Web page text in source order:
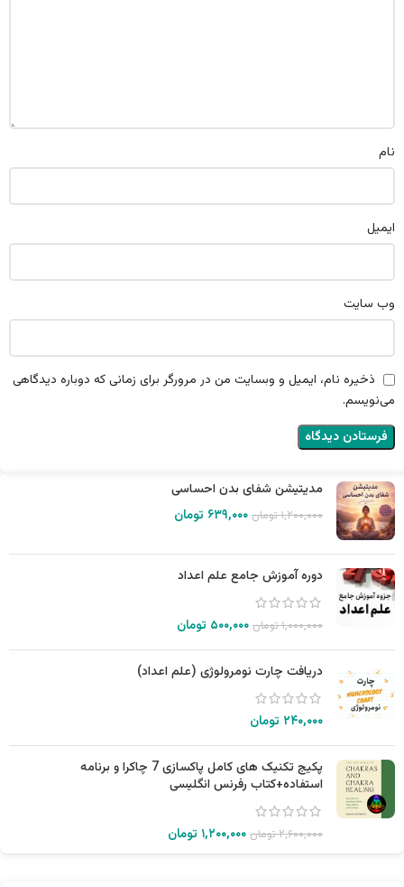
نام
ایمیل
وب‌ سایت
ذخیره نام، ایمیل و وبسایت من در مرورگر برای زمانی که دوباره دیدگاهی
می‌نویسم.
مدیتیشن شفای بدن احساسی
۱,۲۰۰,۰۰۰تومان ۶۳۹,۰۰۰ تومان
دوره آموزش جامع علم اعداد
۱,۰۰۰,۰۰۰تومان ۵۰۰,۰۰۰ تومان
دریافت چارت نومرولوژی (علم اعداد)
۲۴۰,۰۰۰ تومان
پکیج تکنیک های کامل پاکسازی 7 چاکرا و برنامه
استفاده+کتاب رفرنس انگلیسی
۲,۶۰۰,۰۰۰تومان ۱,۲۰۰,۰۰۰ تومان